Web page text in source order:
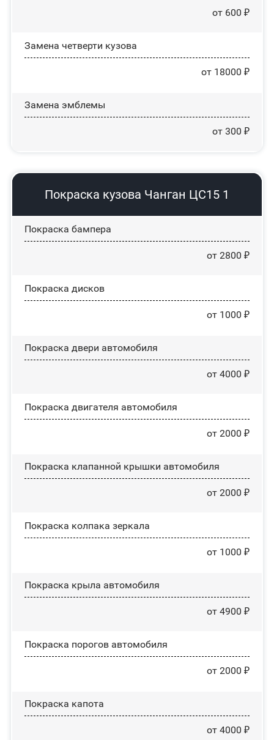
от 600 ₽
Замена четверти кузова
от 18000 ₽
Замена эмблемы
от 300 ₽
Покраска кузова Чанган ЦС15 1
Покраска бампера
от 2800 ₽
Покраска дисков
от 1000 ₽
Покраска двери автомобиля
от 4000 ₽
Покраска двигателя автомобиля
от 2000 ₽
Покраска клапанной крышки автомобиля
от 2000 ₽
Покраска колпака зеркала
от 1000 ₽
Покраска крыла автомобиля
от 4900 ₽
Покраска порогов автомобиля
от 2000 ₽
Покраска капота
от 4000 ₽